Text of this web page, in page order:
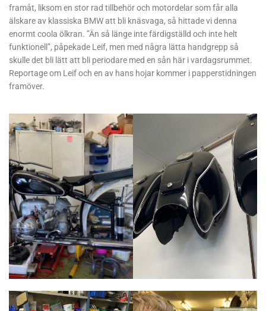
framåt, liksom en stor rad tillbehör och motordelar som får alla
älskare av klassiska BMW att bli knäsvaga, så hittade vi denna
enormt coola ölkran. ”Än så länge inte färdigställd och inte helt
funktionell”, påpekade Leif, men med några lätta handgrepp så
skulle det bli lätt att bli periodare med en sån här i vardagsrummet.
Reportage om Leif och en av hans hojar kommer i papperstidningen
framöver.